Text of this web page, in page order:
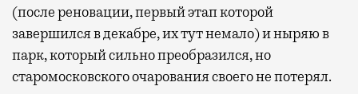
(после реновации, первый этап которой
завершился в декабре, их тут немало) и ныряю в
парк, который сильно преобразился, но
старомосковского очарования своего не потерял.